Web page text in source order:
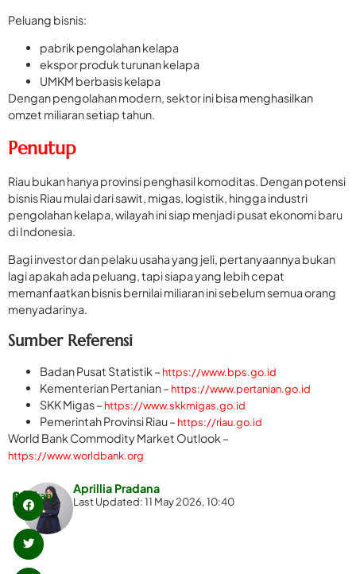
Peluang bisnis:
pabrik pengolahan kelapa
ekspor produk turunan kelapa
UMKM berbasis kelapa
Dengan pengolahan modern, sektor ini bisa menghasilkan
omzet miliaran setiap tahun.
Penutup
Riau bukan hanya provinsi penghasil komoditas. Dengan potensi
bisnis Riau mulai dari sawit, migas, logistik, hingga industri
pengolahan kelapa, wilayah ini siap menjadi pusat ekonomi baru
di Indonesia.
Bagi investor dan pelaku usaha yang jeli, pertanyaannya bukan
lagi apakah ada peluang, tapi siapa yang lebih cepat
memanfaatkan bisnis bernilai miliaran ini sebelum semua orang
menyadarinya.
Sumber Referensi
Badan Pusat Statistik – https://www.bps.go.id
Kementerian Pertanian – https://www.pertanian.go.id
SKK Migas – https://www.skkmigas.go.id
Pemerintah Provinsi Riau – https://riau.go.id
World Bank Commodity Market Outlook –
https://www.worldbank.org
Aprillia Pradana
Last Updated: 11 May 2026, 10:40
Bagikan: